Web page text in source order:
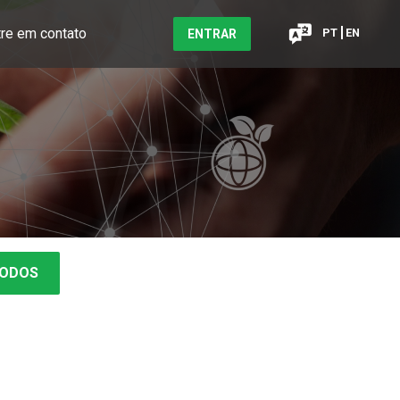
em contato ENTRAR PT EN